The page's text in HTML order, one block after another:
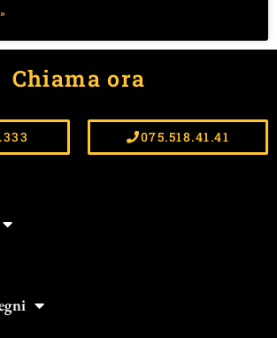
Chiama ora
075.518.41.41